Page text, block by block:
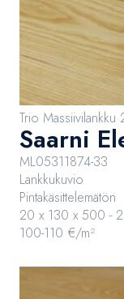
Trio Massiivilankku
Saarni
ML05311874-33
Lankkukuvio
Pintakäsittelemätön
20 x 130 x 500 -
100-110 €/m²